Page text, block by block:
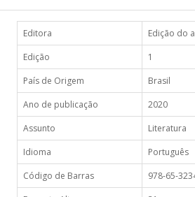
Editora
Edição do
Edição
1
País de Origem
Brasil
Ano de publicação
2020
Assunto
Literatura
Idioma
Português
Código de Barras
978-65-